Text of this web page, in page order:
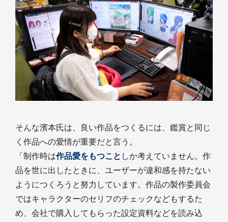
そんな濱本氏は、良い作品をつくるには、鑑賞と同じ
く作品への愛情が重要だと言う。
「制作時は作品愛をもつこと しか考えていません。作
品を世に出したときに、ユーザーが違和感を持たない
ようにつくろうと努力しています。作品の製作委員会
ではキャラクターのセリフのチェックなどもするた
め、会社で購入してもらった設定資料などを読み込